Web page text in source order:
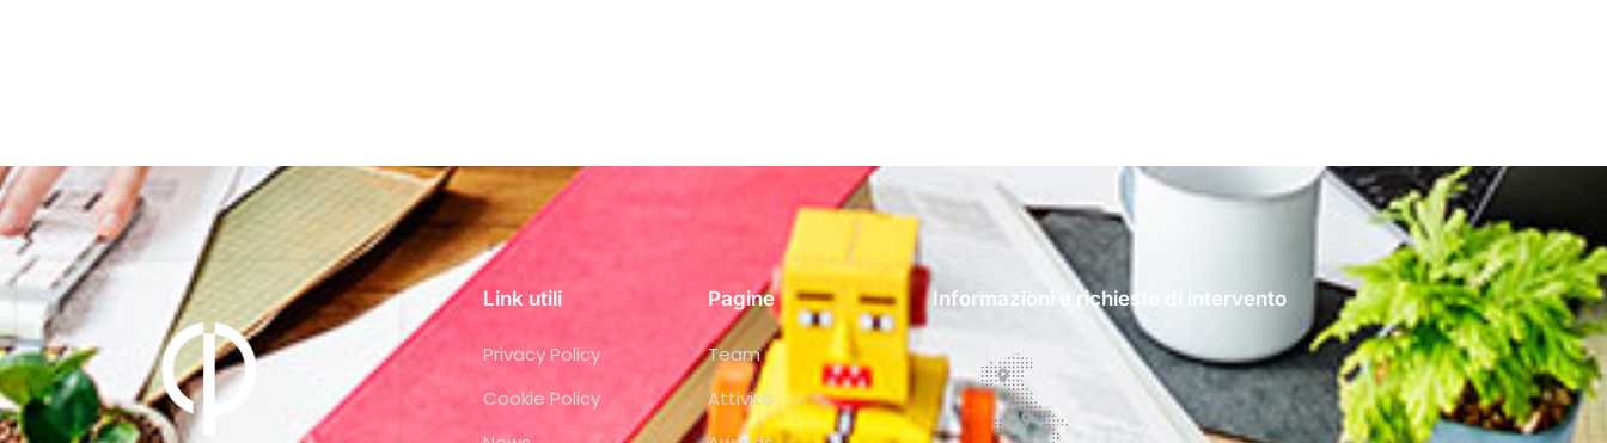
Link utili
Privacy Policy
Cookie Policy
Pagine
Team
Attività
Informazioni e richieste di intervento